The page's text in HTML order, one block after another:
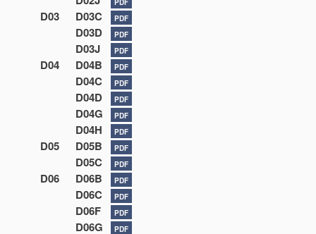
PDF
D03 D03C PDF
D03D PDF
D03J PDF
D04 D04B PDF
D04C PDF
D04D PDF
D04G PDF
D04H PDF
D05 D05B PDF
D05C PDF
D06 D06B PDF
D06C PDF
D06F PDF
D06G PDF